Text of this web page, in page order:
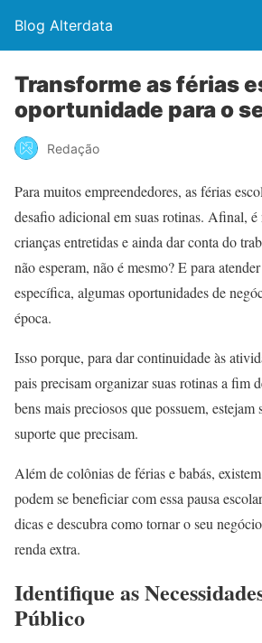
Blog Alterdata
Transforme as férias
oportunidade para o
Redação
Para muitos empreendedores, as férias
desafio adicional em suas rotinas. Afinal, é
crianças entretidas e ainda dar conta do
não esperam, não é mesmo? E para
específica, algumas oportunidades de
época.
Isso porque, para dar continuidade às
pais precisam organizar suas rotinas a fim
bens mais preciosos que possuem, estejam
suporte que precisam.
Além de colônias de férias e babás,
podem se beneficiar com essa pausa
dicas e descubra como tornar o seu
renda extra.
Identifique as
Público